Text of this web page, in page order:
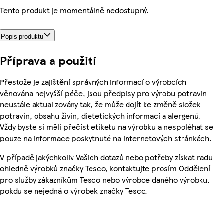
Tento produkt je momentálně nedostupný.
Popis produktu
Příprava a použití
Přestože je zajištění správných informací o výrobcích
věnována nejvyšší péče, jsou předpisy pro výrobu potravin
neustále aktualizovány tak, že může dojít ke změně složek
potravin, obsahu živin, dietetických informací a alergenů.
Vždy byste si měli přečíst etiketu na výrobku a nespoléhat se
pouze na informace poskytnuté na internetových stránkách.
V případě jakýchkoliv Vašich dotazů nebo potřeby získat radu
ohledně výrobků značky Tesco, kontaktujte prosím Oddělení
pro služby zákazníkům Tesco nebo výrobce daného výrobku,
pokdu se nejedná o výrobek značky Tesco.